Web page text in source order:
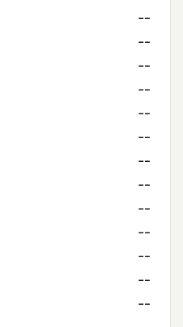
--
--
--
--
--
--
--
--
--
--
--
--
--